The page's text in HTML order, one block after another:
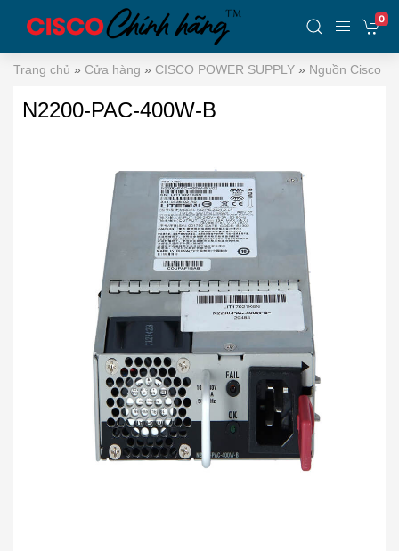
0
Trang chủ » Cửa hàng » CISCO POWER SUPPLY » Nguồn Cisco
N2200-PAC-400W-B